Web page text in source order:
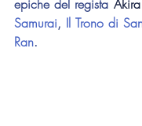
epiche del regista
Samurai, Il Trono di
Ran.